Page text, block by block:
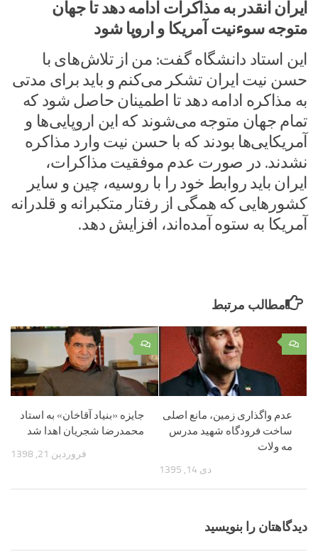
ایران انقدر به مذاکرات ادامه دهد تا جهان
متوجه سوءنیت آمریکا و اروپا شود
این استاد دانشگاه گفت: من از تلاش‌های با
حسن نیت ایران تشکر می‌کنم و باید برای مدتی
به مذاکره ادامه دهد تا اطمینان حاصل شود که
تمام جهان متوجه می‌شوند که این اروپایی‌ها و
آمریکایی‌ها بودند که با حسن نیت وارد مذاکره
نشدند. در صورت عدم موفقیت مذاکرات،
ایران باید روابط خود را با روسیه، چین و سایر
کشورهایی که همگی از رفتار متکبرانه و قلدرانه
آمریکا به ستوه آمده‌اند، افزایش دهد.
مطالب مرتبط
۰
جایزه «بنیاد آقاخان» به استاد
محمدرضا شجریان اهدا شد
فروردین 21, 1398
۰
عدم واگذاری زمین، مانع اصلی
ساخت فرودگاه شهید مدرس
مه ولات
دی 14, 1395
دیدگاهتان را بنویسید